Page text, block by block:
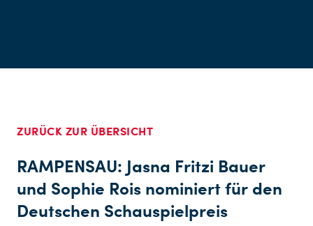
ZURÜCK ZUR ÜBERSICHT
RAMPENSAU: Jasna Fritzi Bauer
und Sophie Rois nominiert für den
Deutschen Schauspielpreis